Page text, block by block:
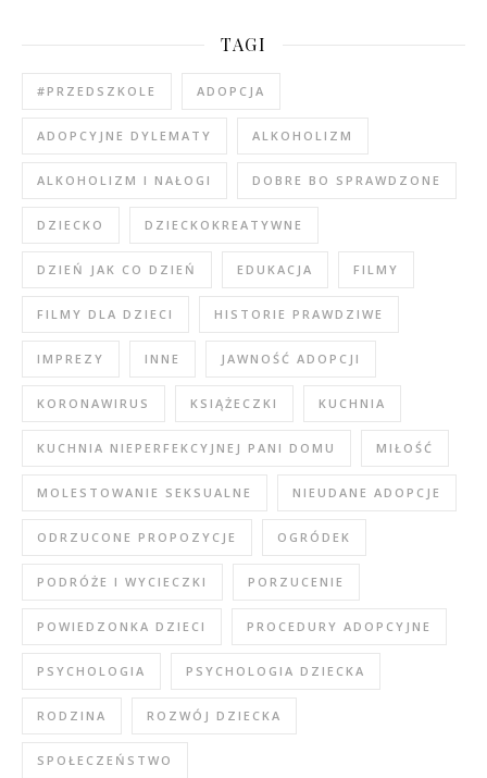
TAGI
#PRZEDSZKOLE ADOPCJA
ADOPCYJNE DYLEMATY ALKOHOLIZM
ALKOHOLIZM I NAŁOGI DOBRE BO SPRAWDZONE
DZIECKO DZIECKOKREATYWNE
DZIEŃ JAK CO DZIEŃ EDUKACJA FILMY
FILMY DLA DZIECI HISTORIE PRAWDZIWE
IMPREZY INNE JAWNOŚĆ ADOPCJI
KORONAWIRUS KSIĄŻECZKI KUCHNIA
KUCHNIA NIEPERFEKCYJNEJ PANI DOMU MIŁOŚĆ
MOLESTOWANIE SEKSUALNE NIEUDANE ADOPCJE
ODRZUCONE PROPOZYCJE OGRÓDEK
PODRÓŻE I WYCIECZKI PORZUCENIE
POWIEDZONKA DZIECI PROCEDURY ADOPCYJNE
PSYCHOLOGIA PSYCHOLOGIA DZIECKA
RODZINA ROZWÓJ DZIECKA
SPOŁECZEŃSTWO